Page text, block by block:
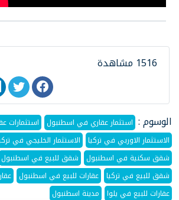
1516 مشاهدة
الوسوم : استثمار عقاري في اسطنبول
استثمارات
الاستثمار الاوربي في تركيا
الاستثمار الخليجي في
شقق سكنية في اسطنبول
شقق للبيع في اسطنبول
شقق للبيع في تركيا عقارات للبيع في اسطنبول
عقارات للبيع في يلوا
مدينة اسطنبول